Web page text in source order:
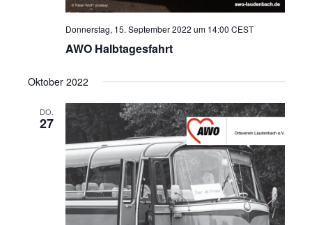
AWO Halbtagesfahrt
Donnerstag, 15. September 2022 um 14:00 CEST
Oktober 2022
DO.
27